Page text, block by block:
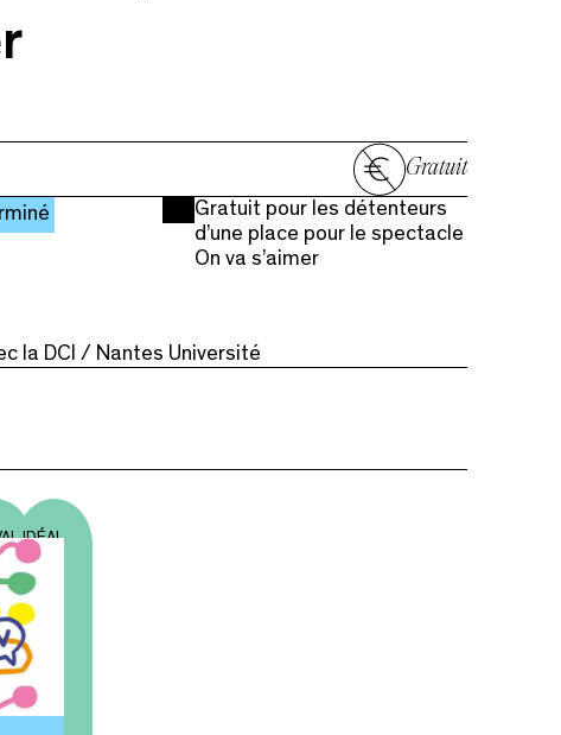
Gratuit
Gratuit pour les détenteurs
d’une place pour le spectacle
On va s’aimer
la DCI / Nantes Université
IDÉAL